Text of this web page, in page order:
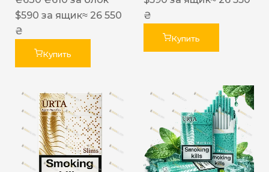
$590 за ящик≈ 26 550
₴
Купить
₴
Купить